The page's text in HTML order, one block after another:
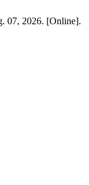
07, 2026. [Online].